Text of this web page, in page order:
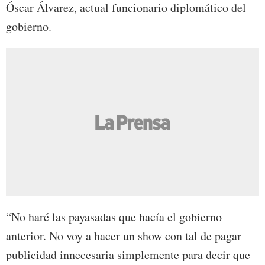
Óscar Álvarez, actual funcionario diplomático del
gobierno.
“No haré las payasadas que hacía el gobierno
anterior. No voy a hacer un show con tal de pagar
publicidad innecesaria simplemente para decir que